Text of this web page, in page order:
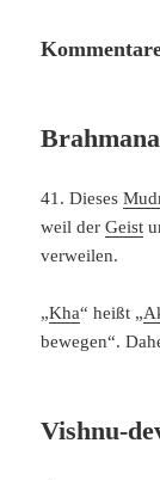
41. Dieses
weil derGeist
verweilen.
„Kha“ heißt „
bewegen“.
Vishnu-